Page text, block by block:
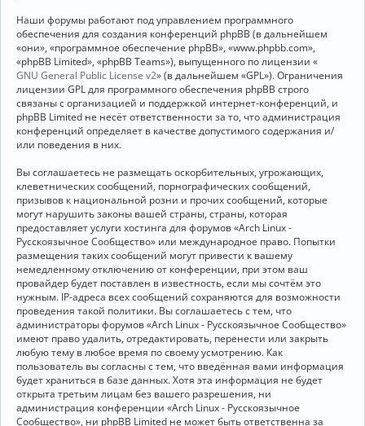
Наши форумы работают под управлением программного
обеспечения для создания конференций phpBB (в дальнейшем
«они», «программное обеспечение phpBB», «www.phpbb.com»,
«phpBB Limited», «phpBB Teams»), выпущенного по лицензии «
GNU General Public License v2» (в дальнейшем «GPL»). Ограничения
лицензии GPL для программного обеспечения phpBB строго
связаны с организацией и поддержкой интернет-конференций, и
phpBB Limited не несёт ответственности за то, что администрация
конференций определяет в качестве допустимого содержания и/
или поведения в них.
Вы соглашаетесь не размещать оскорбительных, угрожающих,
клеветнических сообщений, порнографических сообщений,
призывов к национальной розни и прочих сообщений, которые
могут нарушить законы вашей страны, страны, которая
предоставляет услуги хостинга для форумов «Arch Linux -
Русскоязычное Сообщество» или международное право. Попытки
размещения таких сообщений могут привести к вашему
немедленному отключению от конференции, при этом ваш
провайдер будет поставлен в известность, если мы сочтём это
нужным. IP-адреса всех сообщений сохраняются для возможности
проведения такой политики. Вы соглашаетесь с тем, что
администраторы форумов «Arch Linux - Русскоязычное Сообщество»
имеют право удалить, отредактировать, перенести или закрыть
любую тему в любое время по своему усмотрению. Как
пользователь вы согласны с тем, что введённая вами информация
будет храниться в базе данных. Хотя эта информация не будет
открыта третьим лицам без вашего разрешения, ни
администрация конференции «Arch Linux - Русскоязычное
Сообщество», ни phpBB Limited не может быть ответственна за